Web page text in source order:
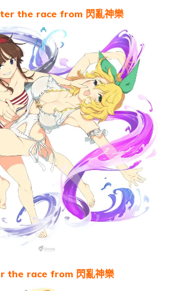
the race from 閃亂神樂
the race from 閃亂神樂